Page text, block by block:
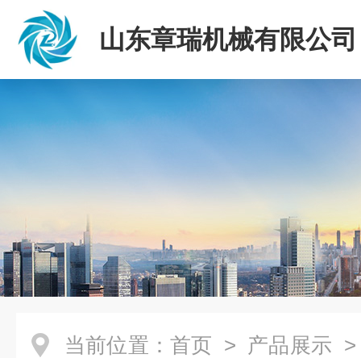
山东章瑞机械有限公司
当前位置： 首页 > 产品展示